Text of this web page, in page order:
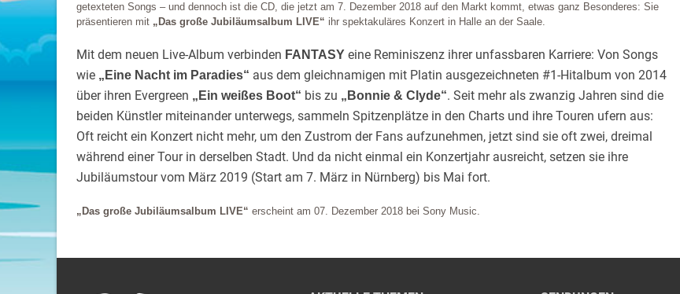
getexteten Songs – und dennoch ist die CD, die jetzt am 7. Dezember 2018 auf den Markt kommt, etwas ganz Besonderes: Sie
präsentieren mit „Das große Jubiläumsalbum LIVE“ ihr spektakuläres Konzert in Halle an der Saale.
Mit dem neuen Live-Album verbinden FANTASY eine Reminiszenz ihrer unfassbaren Karriere: Von Songs
wie „Eine Nacht im Paradies“ aus dem gleichnamigen mit Platin ausgezeichneten #1-Hitalbum von 2014
über ihren Evergreen „Ein weißes Boot“ bis zu „Bonnie & Clyde“. Seit mehr als zwanzig Jahren sind die
beiden Künstler miteinander unterwegs, sammeln Spitzenplätze in den Charts und ihre Touren ufern aus:
Oft reicht ein Konzert nicht mehr, um den Zustrom der Fans aufzunehmen, jetzt sind sie oft zwei, dreimal
während einer Tour in derselben Stadt. Und da nicht einmal ein Konzertjahr ausreicht, setzen sie ihre
Jubiläumstour vom März 2019 (Start am 7. März in Nürnberg) bis Mai fort.
„Das große Jubiläumsalbum LIVE“ erscheint am 07. Dezember 2018 bei Sony Music.